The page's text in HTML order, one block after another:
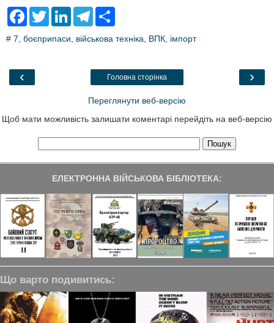
F
e
o
T
t
L
k
T
e
a
r
# 7 боєприпаси військова техніка ВПК імпорт
‹ ›
Головна сторінка
Переглянути веб-версію
Щоб мати можливість залишати коментарі перейдіть на веб-версію
ЕЛЕКТРОННА ВІЙСЬКОВА БІБЛІОТЕКА:
Що варто подивитись: